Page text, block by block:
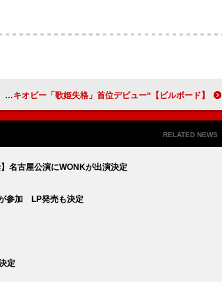
【ビルボード】“ニコニコ VOCALOID SONGS TOP20”、ピノキオピー「歌姫失格」首位デビュー
RELATED NEWS
名古屋公演にWONKが出演決定
参加 LP発売も決定
定